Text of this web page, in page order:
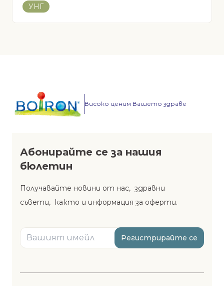
УНГ
Високо ценим Вашето здраве
Абонирайте се за нашия
бюлетин
Получавайте новини от нас, здравни
съвети, както и информация за оферти.
Регистрирайте се